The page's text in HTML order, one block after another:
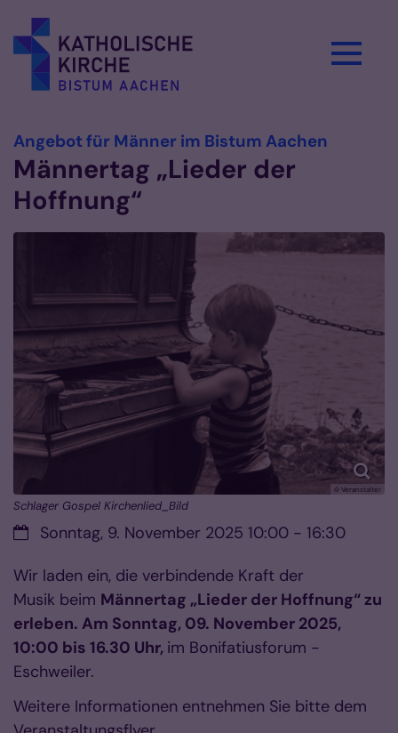
Angebot für Männer im Bistum Aachen
Männertag „Lieder der
Hoffnung“
© Veranstalter
Schlager Gospel Kirchenlied_Bild
Datum:Sonntag, 9. November 2025 10:00 - 16:30
Wir laden ein, die verbindende Kraft der
Musik beim Männertag „Lieder der Hoffnung“ zu
erleben. Am Sonntag, 09. November 2025,
10:00 bis 16.30 Uhr, im Bonifatiusforum -
Eschweiler.
Weitere Informationen entnehmen Sie bitte dem